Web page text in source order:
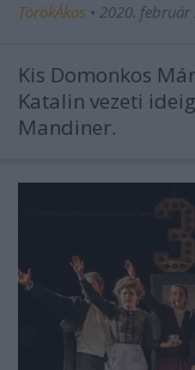
TörökÁkos • 2020. február
Kis Domonkos
Katalin vezeti
Mandiner.